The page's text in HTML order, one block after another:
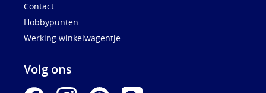
Contact
Hobbypunten
Werking winkelwagentje
Volg ons